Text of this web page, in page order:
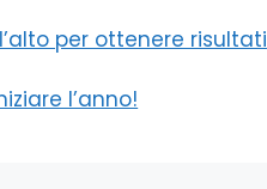
per ottenere risultati
l’anno!